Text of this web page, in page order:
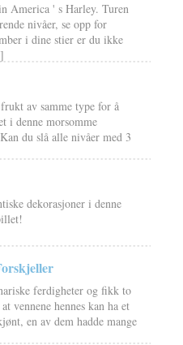
America ' s Harley. Turen
nivåer, se opp for
i dine stier er du ikke
av samme type for å
i denne morsomme
du slå alle nivåer med 3
dekorasjoner i denne
ferdigheter og fikk to
vennene hennes kan ha et
en av dem hadde mange